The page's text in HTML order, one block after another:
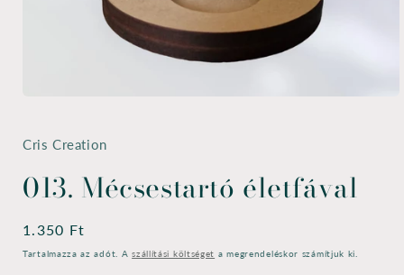
a
Cris Creation
013. Mécsestartó életfával
Normál
ár
1.350 Ft
Tartalmazza az adót. Aszállítási költséget a megrendeléskor számítjuk ki.